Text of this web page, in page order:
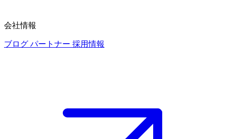
会社情報
ブログ パートナー 採用情報